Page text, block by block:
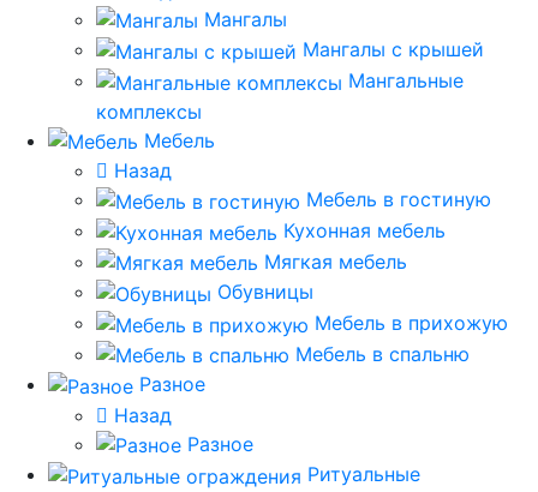
Мангалы
Мангалы с крышей
Мангальные
комплексы
Мебель
Назад
Мебель в гостиную
Кухонная мебель
Мягкая мебель
Обувницы
Мебель в прихожую
Мебель в спальню
Разное
Назад
Разное
Ритуальные